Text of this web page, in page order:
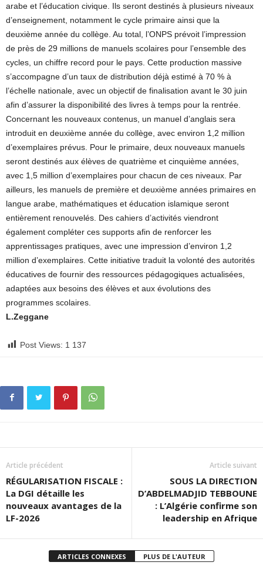
arabe et l’éducation civique. Ils seront destinés à plusieurs niveaux
d’enseignement, notamment le cycle primaire ainsi que la
deuxième année du collège. Au total, l’ONPS prévoit l’impression
de près de 29 millions de manuels scolaires pour l’ensemble des
cycles, un chiffre record pour le pays. Cette production massive
s’accompagne d’un taux de distribution déjà estimé à 70 % à
l’échelle nationale, avec un objectif de finalisation avant le 30 juin
afin d’assurer la disponibilité des livres à temps pour la rentrée.
Concernant les nouveaux contenus, un manuel d’anglais sera
introduit en deuxième année du collège, avec environ 1,2 million
d’exemplaires prévus. Pour le primaire, deux nouveaux manuels
seront destinés aux élèves de quatrième et cinquième années,
avec 1,5 million d’exemplaires pour chacun de ces niveaux. Par
ailleurs, les manuels de première et deuxième années primaires en
langue arabe, mathématiques et éducation islamique seront
entièrement renouvelés. Des cahiers d’activités viendront
également compléter ces supports afin de renforcer les
apprentissages pratiques, avec une impression d’environ 1,2
million d’exemplaires. Cette initiative traduit la volonté des autorités
éducatives de fournir des ressources pédagogiques actualisées,
adaptées aux besoins des élèves et aux évolutions des
programmes scolaires.
L.Zeggane
Post Views: 1 137
Article précédent
RÉGULARISATION FISCALE :
La DGI détaille les
nouveaux avantages de la
LF-2026
Article suivant
SOUS LA DIRECTION
D’ABDELMADJID TEBBOUNE
: L’Algérie confirme son
leadership en Afrique
ARTICLES CONNEXES PLUS DE L'AUTEUR